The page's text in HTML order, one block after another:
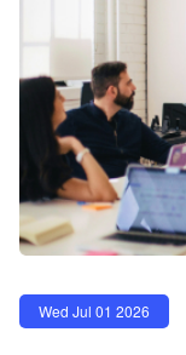
Wed Jul 01 2026